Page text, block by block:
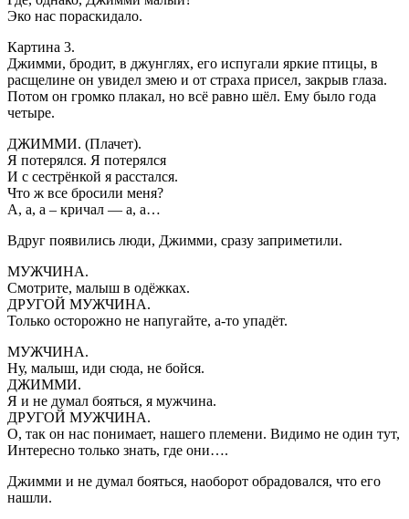
Эко нас пораскидало.
Картина 3.
Джимми, бродит, в джунглях, его испугали яркие птицы, в
расщелине он увидел змею и от страха присел, закрыв глаза.
Потом он громко плакал, но всё равно шёл. Ему было года
четыре.
ДЖИММИ. (Плачет).
Я потерялся. Я потерялся
И с сестрёнкой я расстался.
Что ж все бросили меня?
А, а, а – кричал — а, а…
Вдруг появились люди, Джимми, сразу заприметили.
МУЖЧИНА.
Смотрите, малыш в одёжках.
ДРУГОЙ МУЖЧИНА.
Только осторожно не напугайте, а-то упадёт.
МУЖЧИНА.
Ну, малыш, иди сюда, не бойся.
ДЖИММИ.
Я и не думал бояться, я мужчина.
ДРУГОЙ МУЖЧИНА.
О, так он нас понимает, нашего племени. Видимо не один тут,
Интересно только знать, где они….
Джимми и не думал бояться, наоборот обрадовался, что его
нашли.